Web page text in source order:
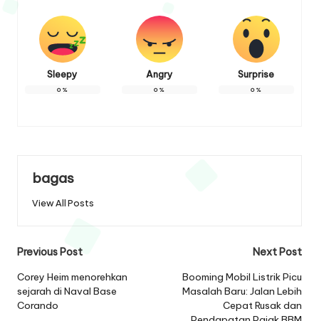
Sleepy
0%
Angry
0%
Surprise
0%
bagas
View All Posts
Post
navigation
Previous Post
Corey Heim menorehkan
sejarah di Naval Base
Corando
Next Post
Booming Mobil Listrik Picu
Masalah Baru: Jalan Lebih
Cepat Rusak dan